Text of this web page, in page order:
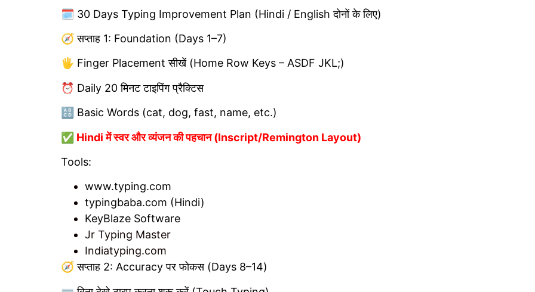
🗓️ 30 Days Typing Improvement Plan (Hindi / English दोनों के लिए)
🧭 सप्ताह 1: Foundation (Days 1–7)
🖐️ Finger Placement सीखें (Home Row Keys – ASDF JKL;)
⏰ Daily 20 मिनट टाइपिंग प्रैक्टिस
🔠 Basic Words (cat, dog, fast, name, etc.)
✅ Hindi में स्वर और व्यंजन की पहचान (Inscript/Remington Layout)
Tools:
www.typing.com
typingbaba.com (Hindi)
KeyBlaze Software
Jr Typing Master
Indiatyping.com
🧭 सप्ताह 2: Accuracy पर फोकस (Days 8–14)